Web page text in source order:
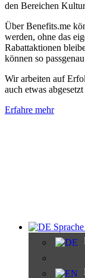
den Bereichen
Über Benefits.me
werden, ohne das
Rabattaktionen
können so
Wir arbeiten auf
auch etwas
Erfahre mehr